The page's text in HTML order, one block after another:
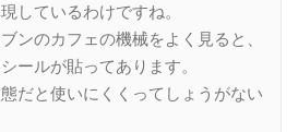
しているわけですね。
ンのカフェの機械をよく見ると、
ールが貼ってあります。
だと使いにくくってしょうがない